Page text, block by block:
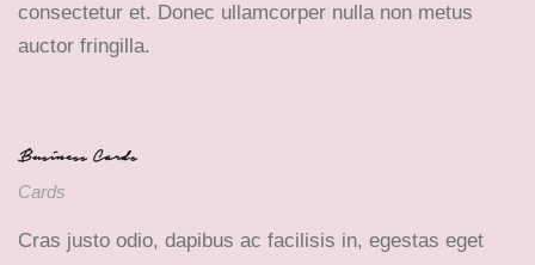
consectetur et. Donec ullamcorper nulla non metus
auctor fringilla.
Business Cards
Cards
Cras justo odio, dapibus ac facilisis in, egestas eget